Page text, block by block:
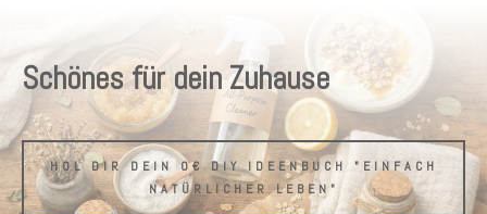
Schönes für dein Zuhause
HOL DIR DEIN 0€ DIY IDEENBUCH "EINFACH
NATÜRLICHER LEBEN"